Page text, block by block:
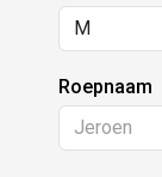
Roepnaam